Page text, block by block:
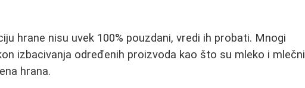
hrane nisu uvek 100% pouzdani, vredi ih probati. Mnogi
izbacivanja određenih proizvoda kao što su mleko i mlečni
hrana.